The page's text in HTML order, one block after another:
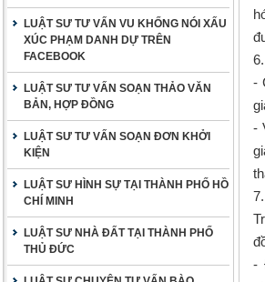
LUẬT SƯ TƯ VẤN VU KHỐNG NÓI XẤU
XÚC PHẠM DANH DỰ TRÊN
FACEBOOK
LUẬT SƯ TƯ VẤN SOẠN THẢO VĂN
BẢN, HỢP ĐỒNG
LUẬT SƯ TƯ VẤN SOẠN ĐƠN KHỞI
KIỆN
LUẬT SƯ HÌNH SỰ TẠI THÀNH PHỐ HỒ
CHÍ MINH
LUẬT SƯ NHÀ ĐẤT TẠI THÀNH PHỐ
THỦ ĐỨC
-
-
-